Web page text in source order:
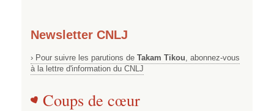
Newsletter CNLJ
› Pour suivre les parutions de Takam Tikou , abonnez-vous
à la lettre d'information du CNLJ
Coups de cœur